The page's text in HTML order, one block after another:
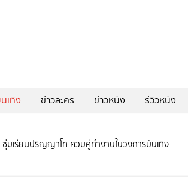
เทิง ข่าวละคร ข่าวหนัง รีวิวหนัง
เรียนปริญญาโท ควบคู่ทำงานในวงการบันเทิง